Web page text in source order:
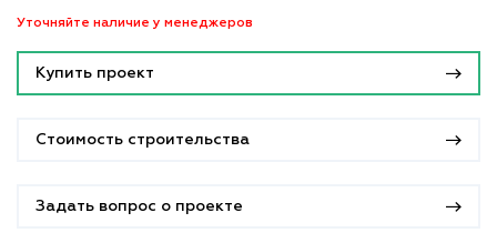
Уточняйте наличие у менеджеров
Купить проект
Стоимость строительства
Задать вопрос о проекте